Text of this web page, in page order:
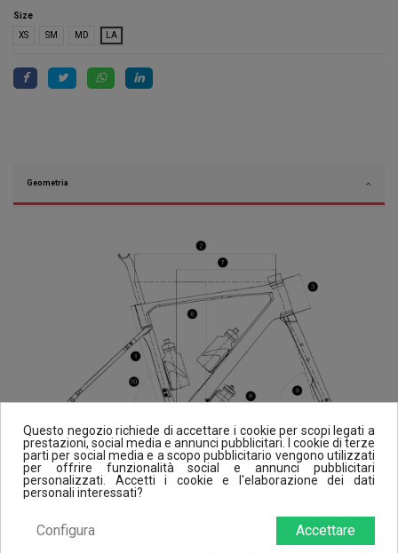
Size
XS
SM MD LA
Geometria
Questo negozio richiede di accettare i cookie per scopi legati a
prestazioni, social media e annunci pubblicitari. I cookie di terze
parti per social media e a scopo pubblicitario vengono utilizzati
per offrire funzionalità social e annunci pubblicitari
personalizzati. Accetti i cookie e l'elaborazione dei dati
personali interessati?
Accettare
Configura